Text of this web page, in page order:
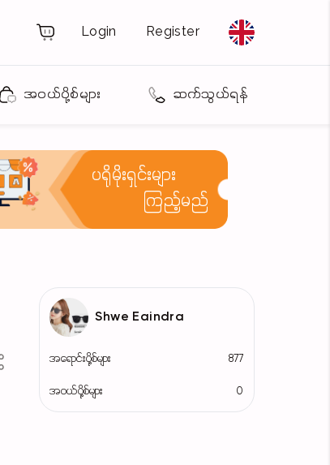
Login Register
အဝယ်ပို့စ်များ ဆက်သွယ်ရန်
ပရိုမိုးရှင်းများ
ကြည့်မည်
Shwe Eaindra
အရောင်းပို့စ်များ 877
အဝယ်ပို့စ်များ 0